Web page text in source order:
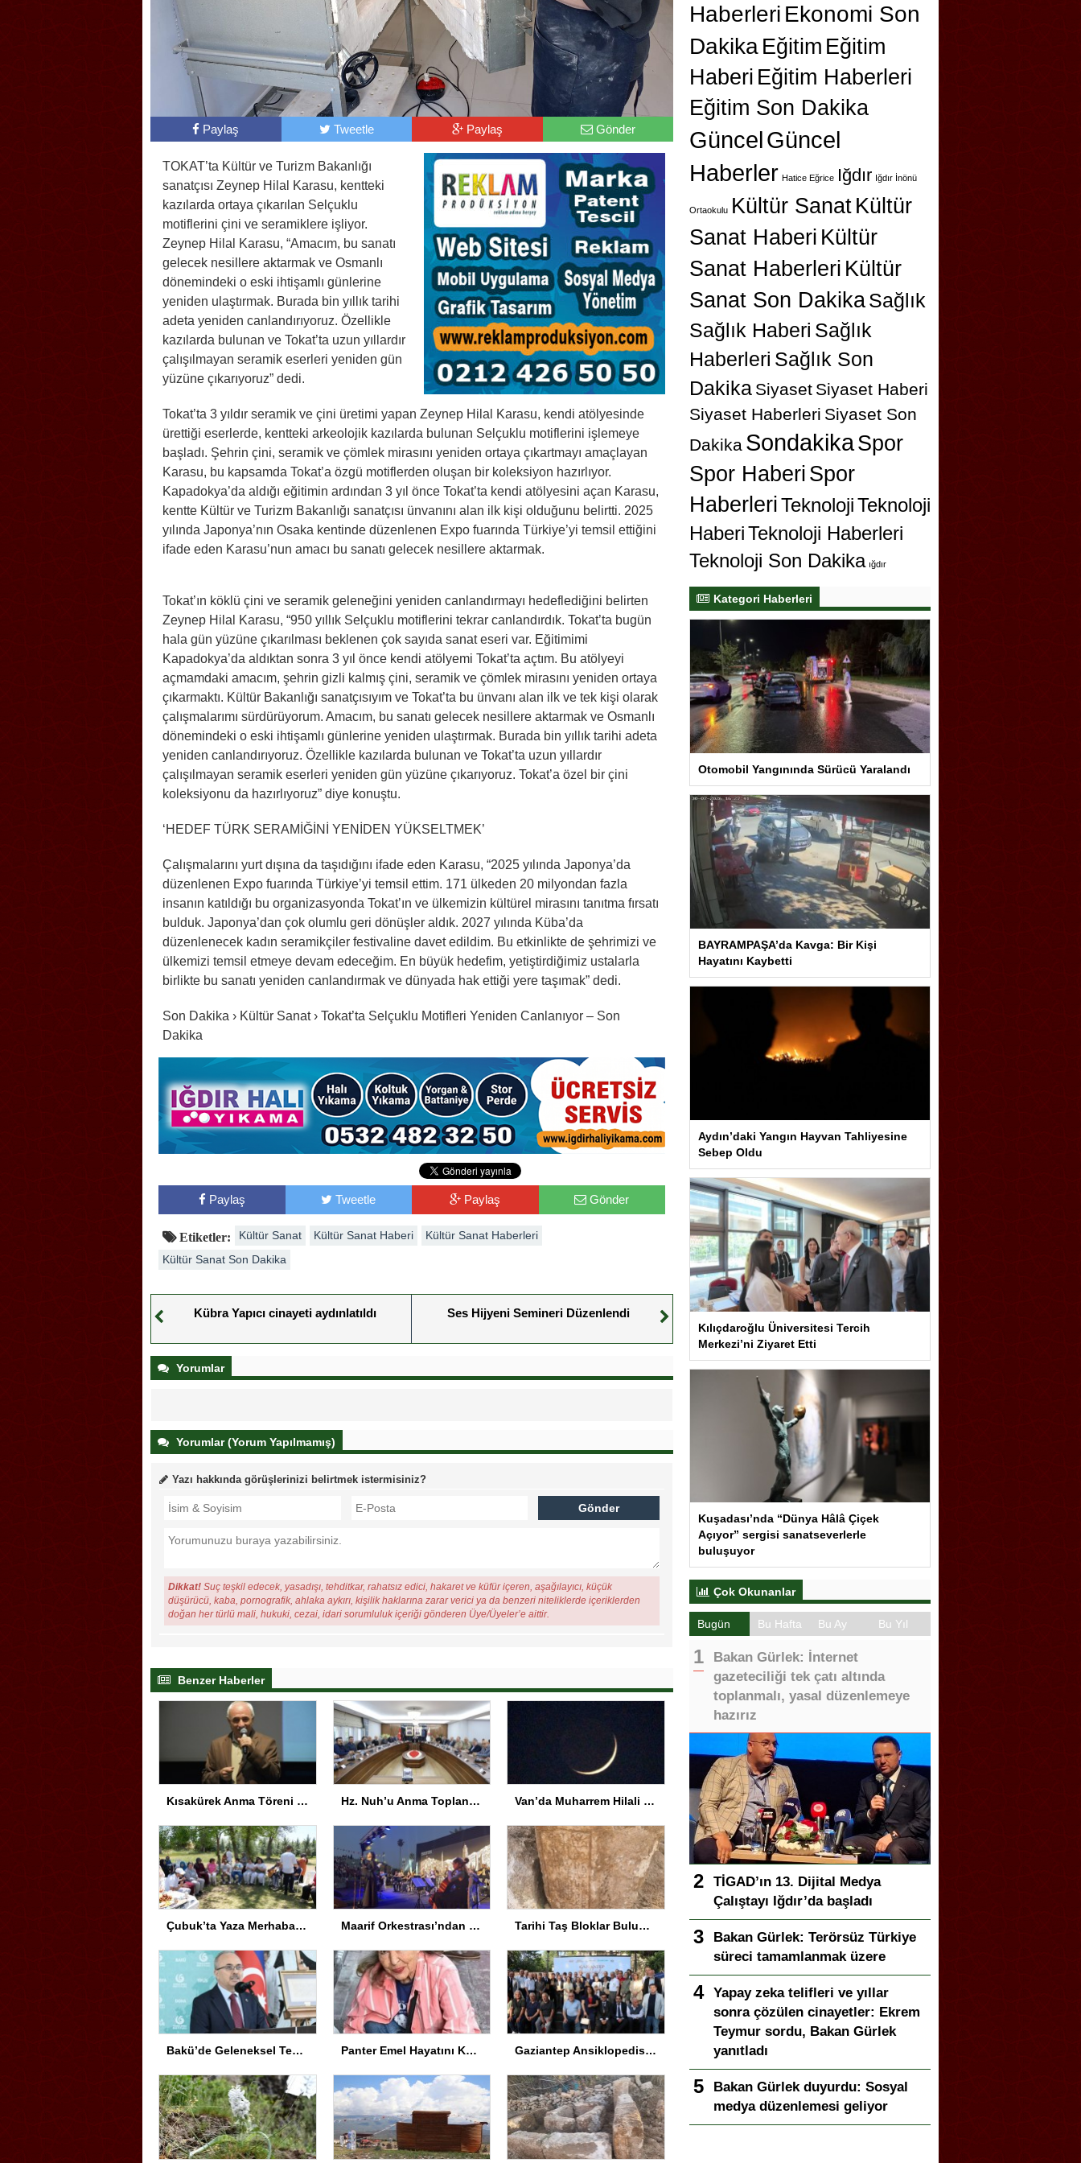
Paylaş Tweetle Paylaş Gönder
TOKAT’ta Kültür ve Turizm Bakanlığı
sanatçısı Zeynep Hilal Karasu, kentteki
kazılarda ortaya çıkarılan Selçuklu
motiflerini çini ve seramiklere işliyor.
Zeynep Hilal Karasu, “Amacım, bu sanatı
gelecek nesillere aktarmak ve Osmanlı
dönemindeki o eski ihtişamlı günlerine
yeniden ulaştırmak. Burada bin yıllık tarihi
adeta yeniden canlandırıyoruz. Özellikle
kazılarda bulunan ve Tokat’ta uzun yıllardır
çalışılmayan seramik eserleri yeniden gün
yüzüne çıkarıyoruz” dedi.
Tokat’ta 3 yıldır seramik ve çini üretimi yapan Zeynep Hilal Karasu, kendi atölyesinde
ürettiği eserlerde, kentteki arkeolojik kazılarda bulunan Selçuklu motiflerini işlemeye
başladı. Şehrin çini, seramik ve çömlek mirasını yeniden ortaya çıkartmayı amaçlayan
Karasu, bu kapsamda Tokat’a özgü motiflerden oluşan bir koleksiyon hazırlıyor.
Kapadokya’da aldığı eğitimin ardından 3 yıl önce Tokat’ta kendi atölyesini açan Karasu,
kentte Kültür ve Turizm Bakanlığı sanatçısı ünvanını alan ilk kişi olduğunu belirtti. 2025
yılında Japonya’nın Osaka kentinde düzenlenen Expo fuarında Türkiye’yi temsil ettiğini
ifade eden Karasu’nun amacı bu sanatı gelecek nesillere aktarmak.
Tokat’ın köklü çini ve seramik geleneğini yeniden canlandırmayı hedeflediğini belirten
Zeynep Hilal Karasu, “950 yıllık Selçuklu motiflerini tekrar canlandırdık. Tokat’ta bugün
hala gün yüzüne çıkarılması beklenen çok sayıda sanat eseri var. Eğitimimi
Kapadokya’da aldıktan sonra 3 yıl önce kendi atölyemi Tokat’ta açtım. Bu atölyeyi
açmamdaki amacım, şehrin gizli kalmış çini, seramik ve çömlek mirasını yeniden ortaya
çıkarmaktı. Kültür Bakanlığı sanatçısıyım ve Tokat’ta bu ünvanı alan ilk ve tek kişi olarak
çalışmalarımı sürdürüyorum. Amacım, bu sanatı gelecek nesillere aktarmak ve Osmanlı
dönemindeki o eski ihtişamlı günlerine yeniden ulaştırmak. Burada bin yıllık tarihi adeta
yeniden canlandırıyoruz. Özellikle kazılarda bulunan ve Tokat’ta uzun yıllardır
çalışılmayan seramik eserleri yeniden gün yüzüne çıkarıyoruz. Tokat’a özel bir çini
koleksiyonu da hazırlıyoruz” diye konuştu.
‘HEDEF TÜRK SERAMİĞİNİ YENİDEN YÜKSELTMEK’
Çalışmalarını yurt dışına da taşıdığını ifade eden Karasu, “2025 yılında Japonya’da
düzenlenen Expo fuarında Türkiye’yi temsil ettim. 171 ülkeden 20 milyondan fazla
insanın katıldığı bu organizasyonda Tokat’ın ve ülkemizin kültürel mirasını tanıtma fırsatı
bulduk. Japonya’dan çok olumlu geri dönüşler aldık. 2027 yılında Küba’da
düzenlenecek kadın seramikçiler festivaline davet edildim. Bu etkinlikte de şehrimizi ve
ülkemizi temsil etmeye devam edeceğim. En büyük hedefim, yetiştirdiğimiz ustalarla
birlikte bu sanatı yeniden canlandırmak ve dünyada hak ettiği yere taşımak” dedi.
Son Dakika › Kültür Sanat › Tokat’ta Selçuklu Motifleri Yeniden Canlanıyor – Son
Dakika
Paylaş Tweetle Paylaş Gönder
Etiketler: Kültür Sanat Kültür Sanat Haberi
Kültür Sanat Haberleri
Kültür Sanat Son Dakika
Kübra Yapıcı cinayeti aydınlatıldı Ses Hijyeni Semineri Düzenlendi
Yorumlar
Yorumlar (Yorum Yapılmamış)
Yazı hakkında görüşlerinizi belirtmek istermisiniz?
Dikkat! Suç teşkil edecek, yasadışı, tehditkar, rahatsız edici, hakaret ve küfür içeren, aşağılayıcı, küçük
düşürücü, kaba, pornografik, ahlaka aykırı, kişilik haklarına zarar verici ya da benzeri niteliklerde içeriklerden
doğan her türlü mali, hukuki, cezai, idari sorumluluk içeriği gönderen Üye/Üyeler’e aittir.
Benzer Haberler
Kısakürek Anma Töreni Trabzon’da Yapıldı Hz. Nuh’u Anma Toplantısı Şırnak’ta Van’da Muharrem Hilali ve Gezegenler Gökyüzünde Buluştu
Çubuk’ta Yaza Merhaba Etkinliği Maarif Orkestrası’ndan Keyifli Konser Tarihi Taş Bloklar Bulundu
Bakü’de Geleneksel Tezhip ve Minyatür Sergisi Açıldı Panter Emel Hayatını Kaybetti Gaziantep Ansiklopedisi Tanıtıldı
Haberleri Ekonomi Son
Dakika Eğitim Eğitim
Haberi Eğitim Haberleri
Eğitim Son Dakika
GüncelGüncel
Haberler Hatice Eğrice Iğdır Iğdır İnönü
Ortaokulu Kültür SanatKültür
Sanat Haberi Kültür
Sanat Haberleri Kültür
Sanat Son DakikaSağlık
Sağlık Haberi Sağlık
Haberleri Sağlık Son
Dakika Siyaset Siyaset Haberi
Siyaset Haberleri Siyaset Son
Dakika SondakikaSpor
Spor Haberi Spor
HaberleriTeknolojiTeknoloji
HaberiTeknoloji Haberleri
Teknoloji Son Dakika ığdır
Kategori Haberleri
Otomobil Yangınında Sürücü Yaralandı
BAYRAMPAŞA’da Kavga: Bir Kişi
Hayatını Kaybetti
Aydın’daki Yangın Hayvan Tahliyesine
Sebep Oldu
Kılıçdaroğlu Üniversitesi Tercih
Merkezi’ni Ziyaret Etti
Kuşadası’nda “Dünya Hâlâ Çiçek
Açıyor” sergisi sanatseverlerle
buluşuyor
Çok Okunanlar
Bugün Bu Hafta Bu Ay Bu Yıl
Bakan Gürlek: İnternet
gazeteciliği tek çatı altında
toplanmalı, yasal düzenlemeye
hazırız
TİGAD’ın 13. Dijital Medya
Çalıştayı Iğdır’da başladı
Bakan Gürlek: Terörsüz Türkiye
süreci tamamlanmak üzere
Yapay zeka telifleri ve yıllar
sonra çözülen cinayetler: Ekrem
Teymur sordu, Bakan Gürlek
yanıtladı
Bakan Gürlek duyurdu: Sosyal
medya düzenlemesi geliyor